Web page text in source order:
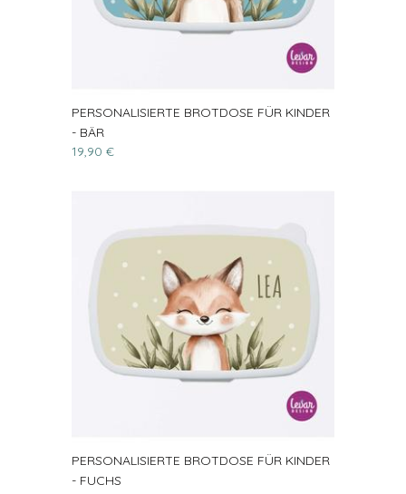
PERSONALISIERTE BROTDOSE FÜR KINDER
- BÄR
19,90 €
PERSONALISIERTE BROTDOSE FÜR KINDER
- FUCHS